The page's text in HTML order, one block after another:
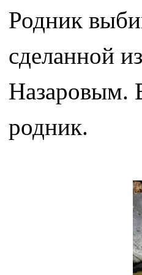
Родник
сделанной
Назаровым.
родник.